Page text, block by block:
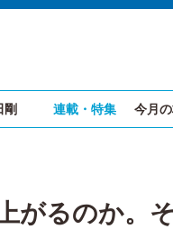
剛 連載・特集 今月
がるのか。